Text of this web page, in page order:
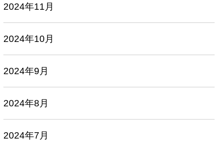
2024年11月
2024年10月
2024年9月
2024年8月
2024年7月